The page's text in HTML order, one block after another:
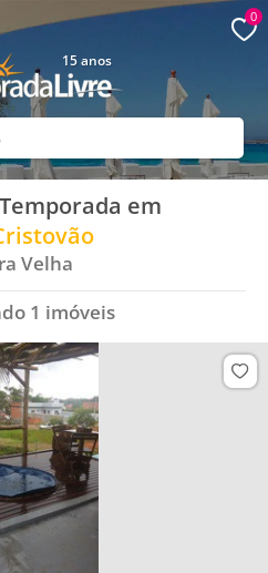
15 anos
0
em
Velha
1 imóveis